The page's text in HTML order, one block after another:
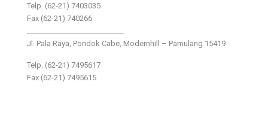
Telp. (62-21) 7403035
Fax (62-21) 740266
Jl. Pala Raya, Pondok Cabe, Modernhill – Pamulang 15419
Telp. (62-21) 7495617
Fax (62-21) 7495615